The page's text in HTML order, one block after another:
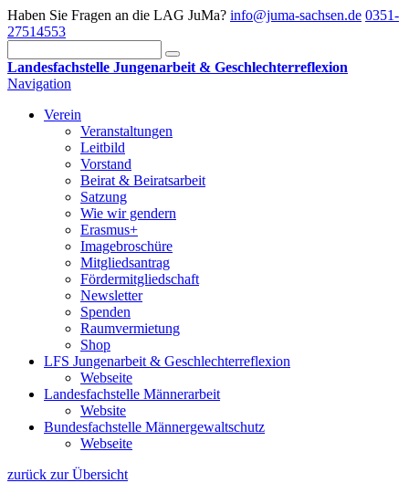
Haben Sie Fragen an die LAG JuMa? info@juma-sachsen.de 0351-
27514553
Landesfachstelle Jungenarbeit & Geschlechterreflexion
Navigation
Verein
Veranstaltungen
Leitbild
Vorstand
Beirat & Beiratsarbeit
Satzung
Wie wir gendern
Erasmus+
Imagebroschüre
Mitgliedsantrag
Fördermitgliedschaft
Newsletter
Spenden
Raumvermietung
Shop
LFS Jungenarbeit & Geschlechterreflexion
Webseite
Landesfachstelle Männerarbeit
Website
Bundesfachstelle Männergewaltschutz
Webseite
zurück zur Übersicht